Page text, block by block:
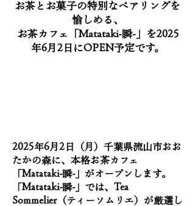
お茶とお菓子の特別なペアリングを
愉しめる、
お茶カフェ「Matataki-瞬-」を2025
年6月2日にOPEN予定です。
2025年6月2日（月）千葉県流山市おお
たかの森に、本格お茶カフェ
「Matataki-瞬-」がオープンします。
「Matataki-瞬-」では、Tea
Sommelier（ティーソムリエ）が厳選し